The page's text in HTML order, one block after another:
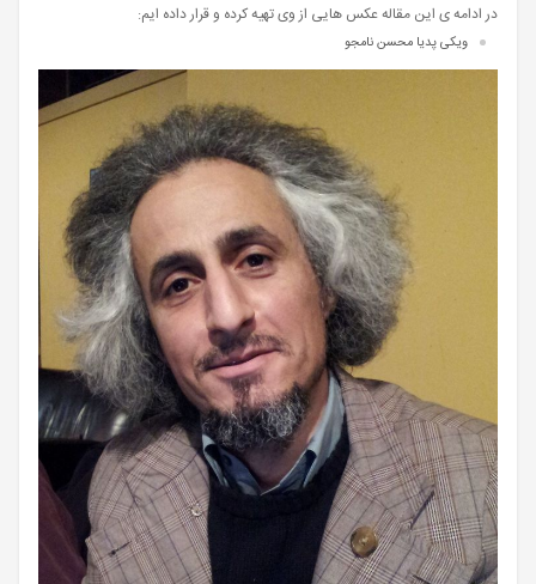
در ادامه ی این مقاله عکس هایی از وی تهیه کرده و قرار داده ایم:
ویکی پدیا محسن نامجو